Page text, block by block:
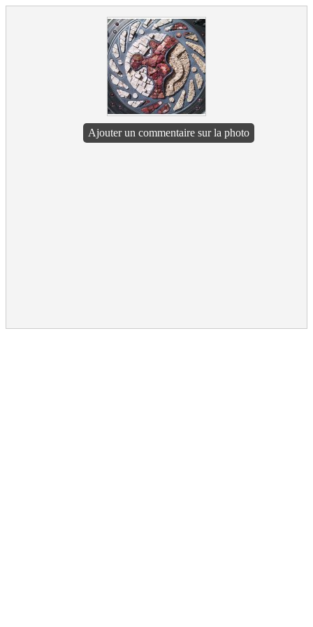
Ajouter un commentaire sur la photo